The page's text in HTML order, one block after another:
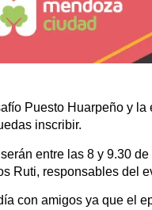
Puesto Huarpeño y
inscribir.
entre las 8 y 9.30
Ruti, responsables del
con amigos ya que el